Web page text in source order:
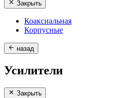
Закрыть
Коаксиальная
Корпусные
назад
Усилители
Закрыть